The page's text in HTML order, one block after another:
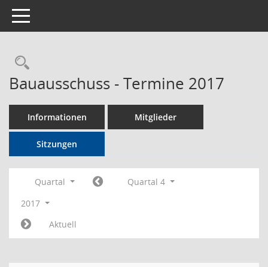
Toggle navigation
Rechercheauswahl
Bauausschuss - Termine 2017
Informationen Mitglieder
Sitzungen
Quartal
Quartal 4
2017
Aktuell